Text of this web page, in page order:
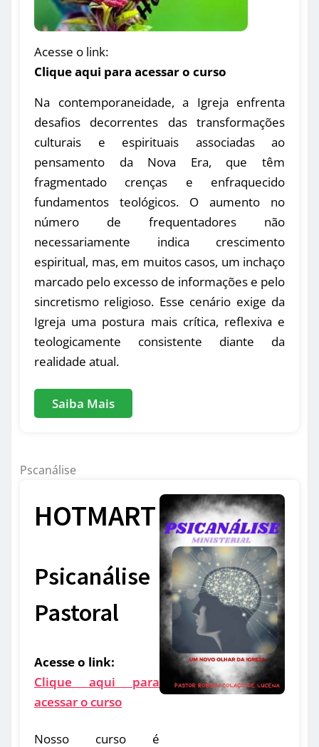
Acesse o link:
Clique aqui para acessar o curso
Na contemporaneidade, a Igreja enfrenta
desafios decorrentes das transformações
culturais e espirituais associadas ao
pensamento da Nova Era, que têm
fragmentado crenças e enfraquecido
fundamentos teológicos. O aumento no
número de frequentadores não
necessariamente indica crescimento
espiritual, mas, em muitos casos, um inchaço
marcado pelo excesso de informações e pelo
sincretismo religioso. Esse cenário exige da
Igreja uma postura mais crítica, reflexiva e
teologicamente consistente diante da
realidade atual.
Saiba Mais
Pscanálise
HOTMART
Psicanálise
Pastoral
Acesse o link:
Clique aqui para
acessar o curso
Nosso curso é